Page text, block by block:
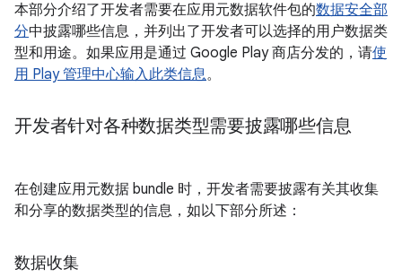
本部分介绍了开发者需要在应用元数据软件包的数据安全部
分中披露哪些信息，并列出了开发者可以选择的用户数据类
型和用途。如果应用是通过 Google Play 商店分发的，请使
用 Play 管理中心输入此类信息。
开发者针对各种数据类型需要披露哪些信息
在创建应用元数据 bundle 时，开发者需要披露有关其收集
和分享的数据类型的信息，如以下部分所述：
数据收集